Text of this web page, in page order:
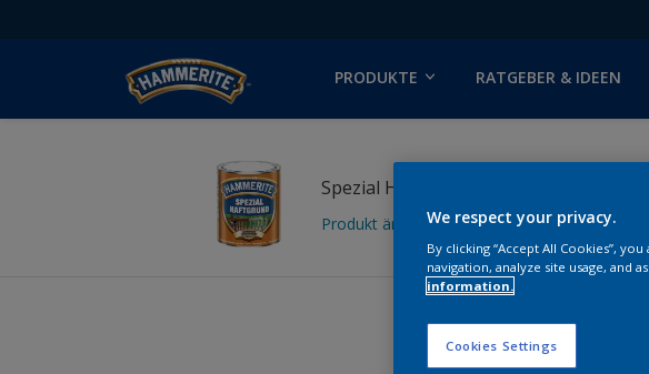
PRODUKTE RATGEBER & IDEEN
Spezial Haftgrund
Produkt ändernWe respect your privacy.
By clicking “Accept All Cookies”,
navigation, analyze site usage, and
information.
Cookies Settings